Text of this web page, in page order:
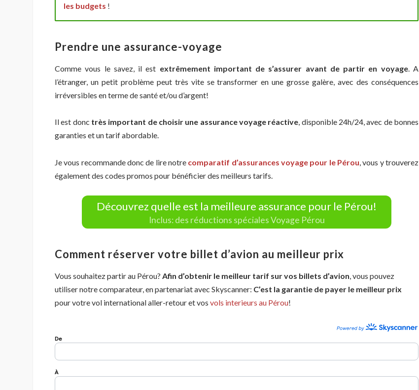
les budgets !
Prendre une assurance-voyage
Comme vous le savez, il est extrêmement important de s’assurer avant de partir en voyage. A
l’étranger, un petit problème peut très vite se transformer en une grosse galère, avec des conséquences
irréversibles en terme de santé et/ou d’argent!
Il est donc très important de choisir une assurance voyage réactive, disponible 24h/24, avec de bonnes
garanties et un tarif abordable.
Je vous recommande donc de lire notre comparatif d’assurances voyage pour le Pérou , vous y trouverez
également des codes promos pour bénéficier des meilleurs tarifs.
Découvrez quelle est la meilleure assurance pour le Pérou!
Inclus: des réductions spéciales Voyage Pérou
Comment réserver votre billet d’avion au meilleur prix
Vous souhaitez partir au Pérou? Afin d’obtenir le meilleur tarif sur vos billets d’avion , vous pouvez
utiliser notre comparateur, en partenariat avec Skyscanner: C’est la garantie de payer le meilleur prix
pour votre vol international aller-retour et vos vols interieurs au Pérou!